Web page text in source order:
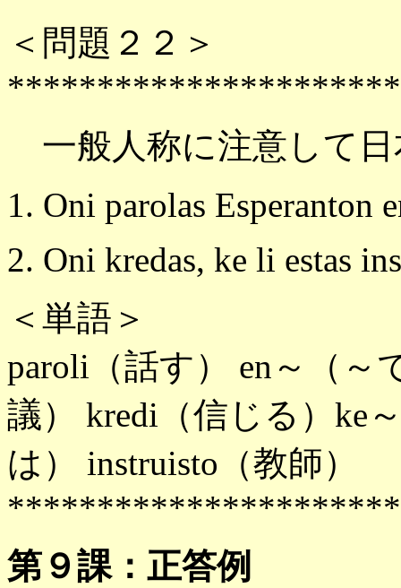
＜問題２２＞
一般人称に注意して
1. Oni parolas Esperanton
2. Oni kredas, ke li estas
＜単語＞
paroli（話す） en～（～
議） kredi（信じる）ke
は） instruisto（教師）
第９課：正答例